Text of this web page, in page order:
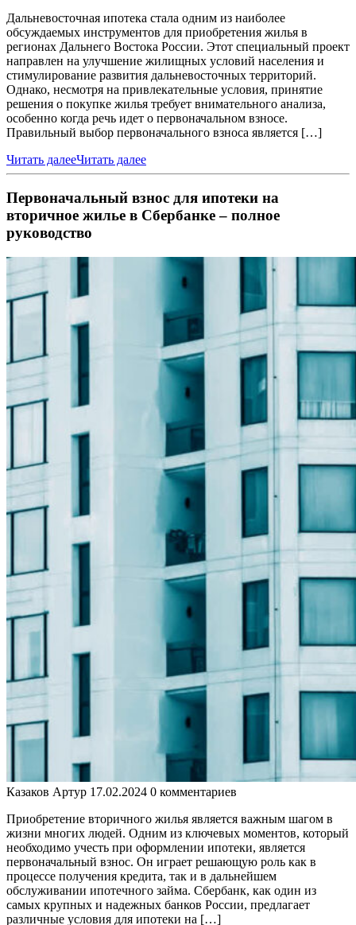
Дальневосточная ипотека стала одним из наиболее
обсуждаемых инструментов для приобретения жилья в
регионах Дальнего Востока России. Этот специальный проект
направлен на улучшение жилищных условий населения и
стимулирование развития дальневосточных территорий.
Однако, несмотря на привлекательные условия, принятие
решения о покупке жилья требует внимательного анализа,
особенно когда речь идет о первоначальном взносе.
Правильный выбор первоначального взноса является […]
Читать далееЧитать далее
Первоначальный взнос для ипотеки на
вторичное жилье в Сбербанке – полное
руководство
Казаков Артур 17.02.2024 0 комментариев
Приобретение вторичного жилья является важным шагом в
жизни многих людей. Одним из ключевых моментов, который
необходимо учесть при оформлении ипотеки, является
первоначальный взнос. Он играет решающую роль как в
процессе получения кредита, так и в дальнейшем
обслуживании ипотечного займа. Сбербанк, как один из
самых крупных и надежных банков России, предлагает
различные условия для ипотеки на […]